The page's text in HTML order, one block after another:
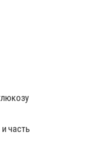
часть